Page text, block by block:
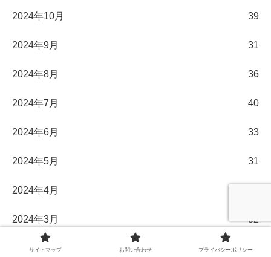
2024年10月 39
2024年9月 31
2024年8月 36
2024年7月 40
2024年6月 33
2024年5月 31
2024年4月
2024年3月 32
2024年2月 29
サイトマップ お問い合わせ プライバシーポリシー